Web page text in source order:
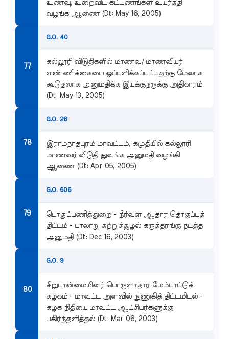
உணவு, உறைவிட கட்டணங்கள் உயர்த்தி
வழங்க ஆணை (Dt: May 16, 2005)
G.O. 40
கல்லூரி விடுதிகளில் மாணவ/ மாணவியர்
எண்ணிக்கையை ஒப்பளிக்கப்பட்டதற்கு மேலாக
கூடுதலாக அனுமதிக்க இயக்குநருக்கு அதிகாரம்
(Dt: May 13, 2005)
G.O. 26
இராமநாதபுரம் மாவட்டம், கமுதியில் கல்லூரி
மாணவர் விடுதி துவங்க அனுமதி வழங்கி
ஆணை (Dt: Apr 05, 2005)
G.O. 606
பொதுப்பணித்துறை - நீர்வள ஆதார தொகுப்புத்
திட்டம் - பாலாறு சுற்றுச்சூழல் கருத்தரங்கு நடத்த
அனுமதி (Dt: Dec 16, 2003)
G.O. 9
சிறுபான்மையினர் பொருளாதார மேம்பாட்டுக்
கழகம் - மாவட்ட அளவில் நுணுகித் திட்டமிடல் -
கழக நிதியை மாவட்ட ஆட்சியர்களுக்கு
பகிர்ந்தளித்தல் (Dt: Mar 06, 2003)